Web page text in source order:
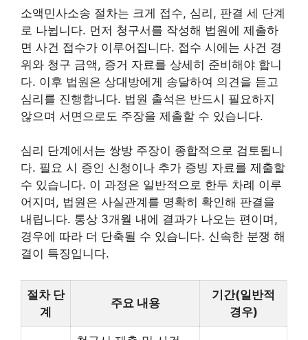
소액민사소송 절차는 크게 접수, 심리, 판결 세 단계
로 나뉩니다. 먼저 청구서를 작성해 법원에 제출하
면 사건 접수가 이루어집니다. 접수 시에는 사건 경
위와 청구 금액, 증거 자료를 상세히 준비해야 합니
다. 이후 법원은 상대방에게 송달하여 의견을 듣고
심리를 진행합니다. 법원 출석은 반드시 필요하지
않으며 서면으로도 주장을 제출할 수 있습니다.
심리 단계에서는 쌍방 주장이 종합적으로 검토됩니
다. 필요 시 증인 신청이나 추가 증빙 자료를 제출할
수 있습니다. 이 과정은 일반적으로 한두 차례 이루
어지며, 법원은 사실관계를 명확히 확인해 판결을
내립니다. 통상 3개월 내에 결과가 나오는 편이며,
경우에 따라 더 단축될 수 있습니다. 신속한 분쟁 해
결이 특징입니다.
절차 단
계
주요 내용
기간(일반적
경우)